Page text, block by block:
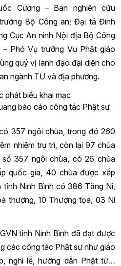
Cương – Ban nghiên cứu
Bộ Công an; Đại tá Đinh
Cục An ninh Nội địa Bộ Công
Phó Vụ trưởng Vụ Phật giáo
quý vị lãnh đạo đại diện cho
ngành TƯ và địa phương.
phát biểu khai mạc
báo cáo công tác Phật sự
357 ngôi chùa, trong đó 260
nhiệm trụ trì, còn lại 97 chùa
357 ngôi chùa, có 26 chùa
quốc gia, 40 chùa được xếp
tỉnh Ninh Bình có 386 Tăng Ni,
thượng, 10 Thượng tọa, 03 Ni
tỉnh Ninh Bình đã đạt được
các công tác Phật sự như giáo
nghi lễ, hướng dẫn Phật tử…